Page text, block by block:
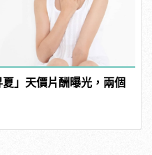
」天價片酬曝光，兩個